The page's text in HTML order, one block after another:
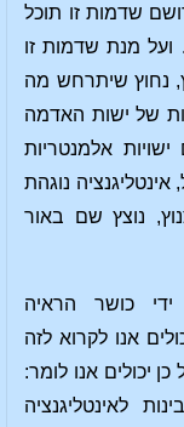
שדמות זו תוכל
ועל מנת שדמות זו
נחוץ שיתרחש מה
של ישות האדמה
אלמנטריות
נוגהת
נוצץ שם באור
כושר הראיה
אנו לקרוא לזה
יכולים אנו לומר:
לאינטליגנציה